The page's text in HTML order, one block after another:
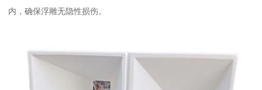
内，确保浮雕无隐性损伤。